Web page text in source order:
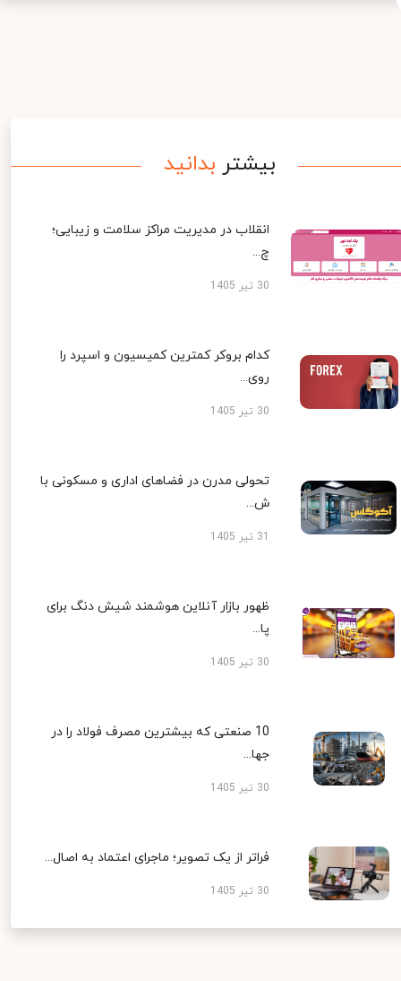
بیشتر بدانید
انقلاب در مدیریت مراکز سلامت و زیبایی؛
چ...
30 تیر 1405
کدام بروکر کمترین کمیسیون و اسپرد را
روی...
30 تیر 1405
تحولی مدرن در فضاهای اداری و مسکونی با
ش...
ظهور بازار آنلاین هوشمند شیش دنگ برای
پا...
30 تیر 1405
10 صنعتی که بیشترین مصرف فولاد را در
جها...
30 تیر 1405
فراتر از یک تصویر؛ ماجرای اعتماد به اصال...
30 تیر 1405